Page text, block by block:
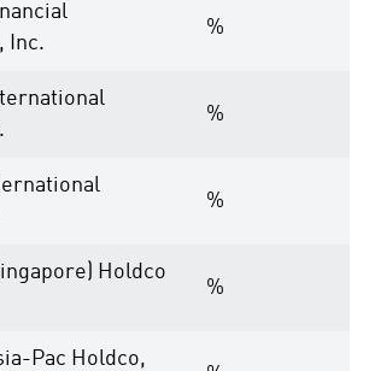
Inc.
%
%
%
Holdco
%
Pac Holdco,